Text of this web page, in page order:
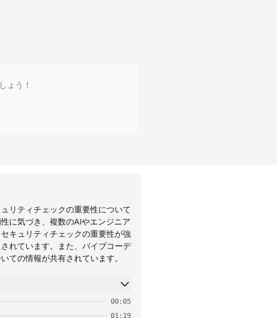
ょう！
リティチェックの重要性について
に気づき、複数のAIやエンジニア
キュリティチェックの重要性が強
れています。また、バイブコーデ
ての情報が共有されています。
00:05
01:19